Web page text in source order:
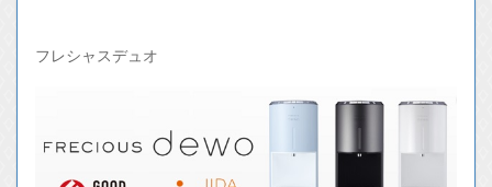
フレシャスデュオ